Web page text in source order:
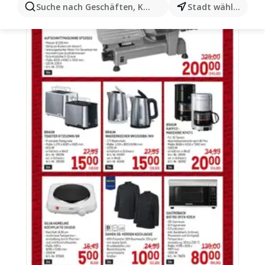
Suche nach Geschäften, Kategorien, Produkten...
Stadt wählen